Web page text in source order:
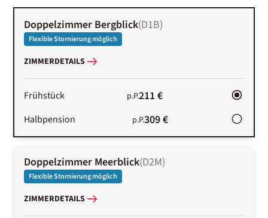
Doppelzimmer Bergblick(D1B)
Flexible Stornierung möglich
ZIMMERDETAILS
Frühstück p.P.211 €
Halbpension p.P.309 €
Doppelzimmer Meerblick(D2M)
Flexible Stornierung möglich
ZIMMERDETAILS